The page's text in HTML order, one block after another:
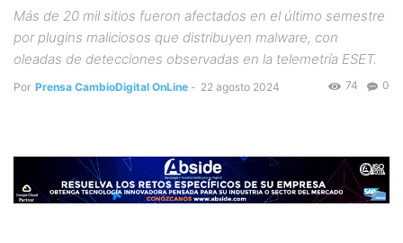
Más de 20 mil sitios fueron afectados en el último semestre
por plugins maliciosos que distribuyen malware, con
oleadas de detecciones observadas en la telemetría ESET.
Por Prensa CambioDigital OnLine - 22 agosto 2024 0
74